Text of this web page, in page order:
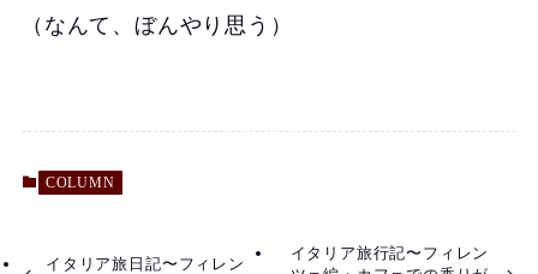
（なんて、ぼんやり思う）
COLUMN
イタリア旅日記〜フィレン
イタリア旅行記〜フィレン